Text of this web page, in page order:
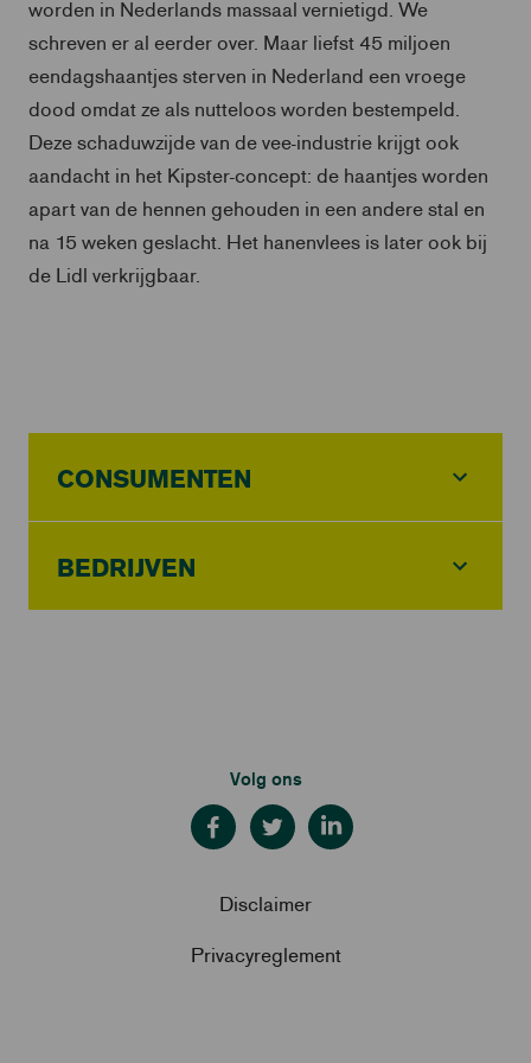
worden in Nederlands massaal vernietigd. We
schreven er al eerder over. Maar liefst 45 miljoen
eendagshaantjes sterven in Nederland een vroege
dood omdat ze als nutteloos worden bestempeld.
Deze schaduwzijde van de vee-industrie krijgt ook
aandacht in het Kipster-concept: de haantjes worden
apart van de hennen gehouden in een andere stal en
na 15 weken geslacht. Het hanenvlees is later ook bij
de Lidl verkrijgbaar.
CONSUMENTEN
BEDRIJVEN
Volg ons
Disclaimer
Privacyreglement